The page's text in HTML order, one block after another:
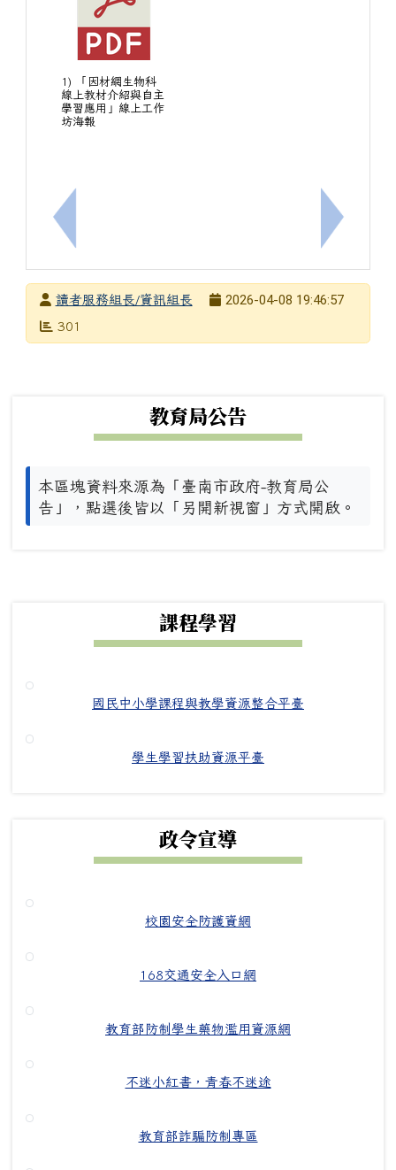
上一筆：[閱讀][國中生]114下南寧[愛閱讀‧愛分享
1) 「因材網生物科
線上教材介紹與自主
學習應用」線上工作
坊海報
下一筆：
發布者讀者服務組長/資訊組長
發布日期
2026-04-08 19:46:57
瀏覽次數
301
教育局公告
本區塊資料來源為「臺南市政府-教育局公
告」，點選後皆以「另開新視窗」方式開啟。
課程學習
國民中小學課程與教學資源整合平臺
學生學習扶助資源平臺
政令宣導
校園安全防護資網
168交通安全入口網
教育部防制學生藥物濫用資源網
不迷小紅書，青春不迷途
教育部詐騙防制專區